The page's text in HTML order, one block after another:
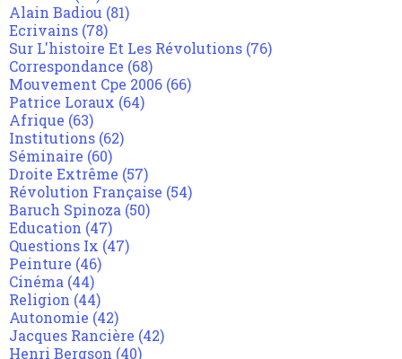
Alain Badiou (81)
Ecrivains (78)
Sur L'histoire Et Les Révolutions (76)
Correspondance (68)
Mouvement Cpe 2006 (66)
Patrice Loraux (64)
Afrique (63)
Institutions (62)
Séminaire (60)
Droite Extrême (57)
Révolution Française (54)
Baruch Spinoza (50)
Education (47)
Questions Ix (47)
Peinture (46)
Cinéma (44)
Religion (44)
Autonomie (42)
Jacques Rancière (42)
Henri Bergson (40)